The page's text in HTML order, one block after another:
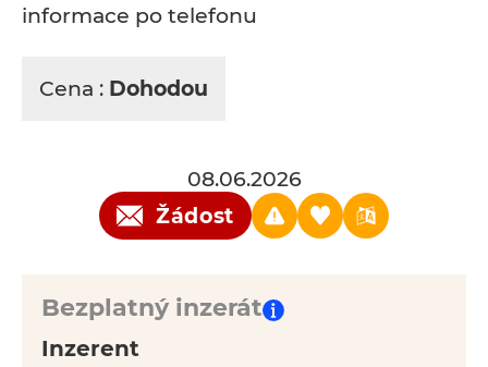
informace po telefonu
Cena : Dohodou
08.06.2026
Žádost
Bezplatný inzerát
Inzerent